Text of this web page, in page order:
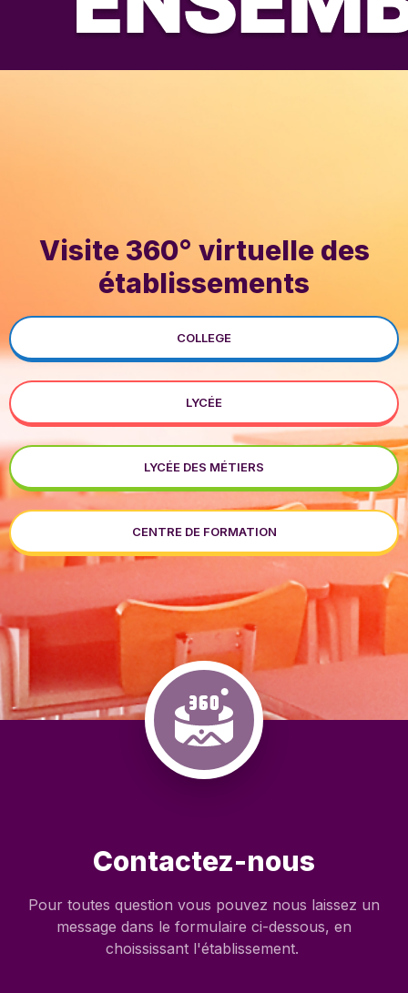
Visite 360° virtuelle des
établissements
COLLEGE
LYCÉE
LYCÉE DES MÉTIERS
CENTRE DE FORMATION
Contactez-nous
Pour toutes question vous pouvez nous laissez un
message dans le formulaire ci-dessous, en
choississant l'établissement.